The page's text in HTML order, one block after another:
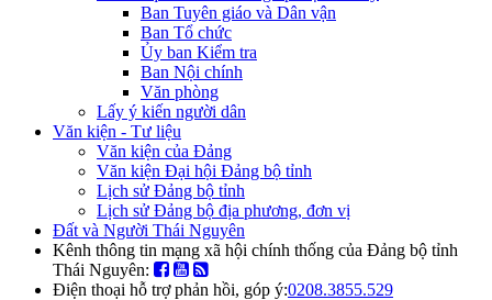
Ban Tuyên giáo và Dân vận
Ban Tổ chức
Ủy ban Kiểm tra
Ban Nội chính
Văn phòng
Lấy ý kiến người dân
Văn kiện - Tư liệu
Văn kiện của Đảng
Văn kiện Đại hội Đảng bộ tỉnh
Lịch sử Đảng bộ tỉnh
Lịch sử Đảng bộ địa phương, đơn vị
Đất và Người Thái Nguyên
Kênh thông tin mạng xã hội chính thống của Đảng bộ tỉnh
Thái Nguyên:
Điện thoại hỗ trợ phản hồi, góp ý:0208.3855.529